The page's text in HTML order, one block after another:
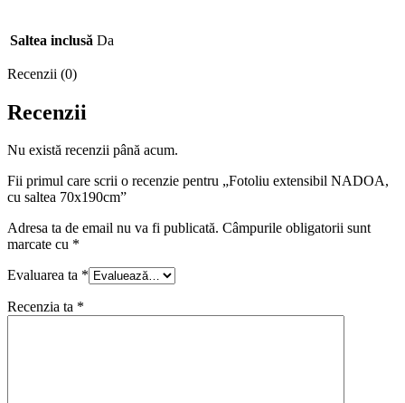
Saltea inclusă Da
Recenzii (0)
Recenzii
Nu există recenzii până acum.
Fii primul care scrii o recenzie pentru „Fotoliu extensibil NADOA,
cu saltea 70x190cm”
Adresa ta de email nu va fi publicată. Câmpurile obligatorii sunt
marcate cu *
Evaluarea ta *
Recenzia ta *